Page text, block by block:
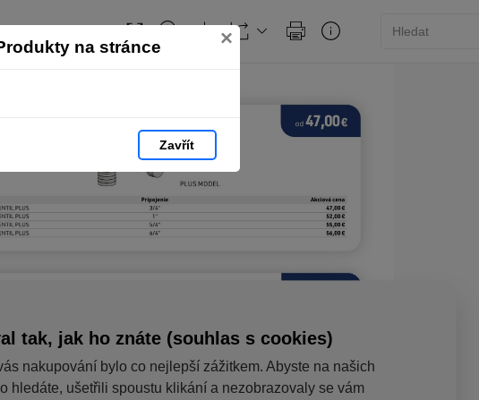
na stránce ×
Zavřít
tak, jak ho znáte (souhlas s cookies)
nakupování bylo co nejlepší zážitkem. Abyste na našich
hledáte, ušetřili spoustu klikání a nezobrazovaly se vám